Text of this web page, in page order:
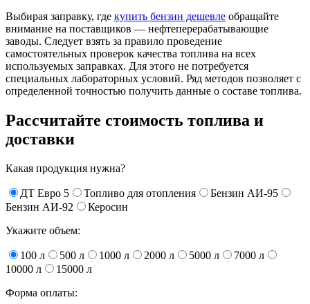
Выбирая заправку, где купить бензин дешевле обращайте
внимание на поставщиков — нефтеперерабатывающие
заводы. Следует взять за правило проведение
самостоятельных проверок качества топлива на всех
используемых заправках. Для этого не потребуется
специальных лабораторных условий. Ряд методов позволяет с
определенной точностью получить данные о составе топлива.
Рассчитайте стоимость топлива и
доставки
Какая продукция нужна?
ДТ Евро 5 Топливо для отопления
Бензин АИ-95
Бензин АИ-92
Керосин
Укажите объем:
100 л 500 л 1000 л 2000 л 5000 л
7000 л
10000 л
15000 л
Форма оплаты: